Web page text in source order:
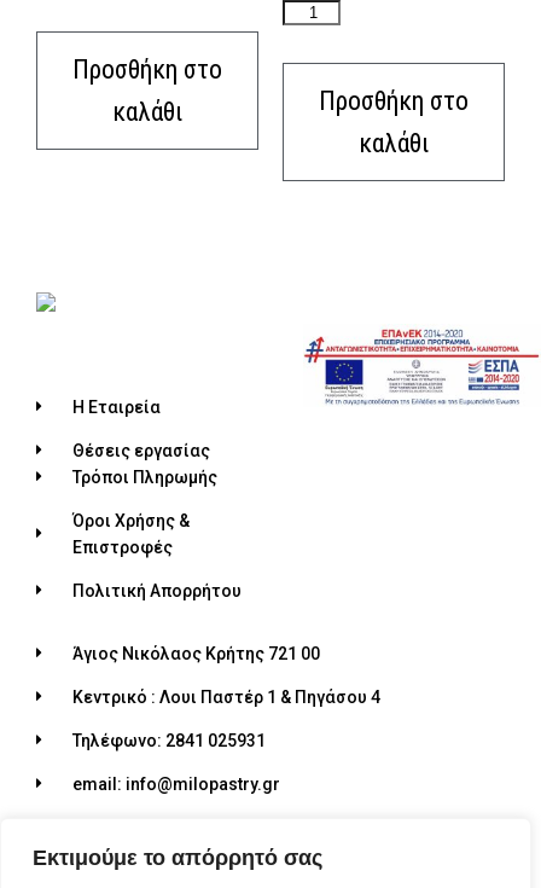
Εκτιμούμε το απόρρητό σας
Προσθήκη στο
καλάθι
Προσθήκη στο
καλάθι
Η Εταιρεία
Θέσεις εργασίας
Τρόποι Πληρωμής
Όροι Χρήσης &
Επιστροφές
Πολιτική Απορρήτου
Άγιος Νικόλαος Κρήτης 721 00
Κεντρικό : Λουι Παστέρ 1 & Πηγάσου 4
Τηλέφωνο: 2841 025931
email: info@milopastry.gr